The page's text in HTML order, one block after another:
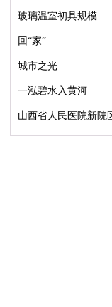
玻璃温室初具规模
回“家”
城市之光
一泓碧水入黄河
山西省人民医院新院